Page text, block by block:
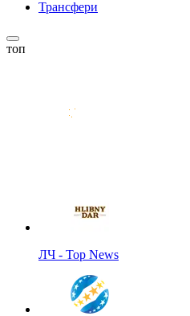
Трансфери
топ
ЛЧ - Top News